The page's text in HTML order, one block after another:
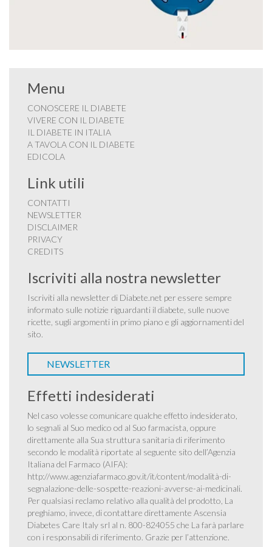
Menu
CONOSCERE IL DIABETE
VIVERE CON IL DIABETE
IL DIABETE IN ITALIA
A TAVOLA CON IL DIABETE
EDICOLA
Link utili
CONTATTI
NEWSLETTER
DISCLAIMER
PRIVACY
CREDITS
Iscriviti alla nostra newsletter
Iscriviti alla newsletter di Diabete.net per essere sempre
informato sulle notizie riguardanti il diabete, sulle nuove
ricette, sugli argomenti in primo piano e gli aggiornamenti del
sito.
NEWSLETTER
Effetti indesiderati
Nel caso volesse comunicare qualche effetto indesiderato,
lo segnali al Suo medico od al Suo farmacista, oppure
direttamente alla Sua struttura sanitaria di riferimento
secondo le modalità riportate al seguente sito dell’Agenzia
Italiana del Farmaco (AIFA):
http://www.agenziafarmaco.gov.it/it/content/modalità-di-
segnalazione-delle-sospette-reazioni-avverse-ai-medicinali.
Per qualsiasi reclamo relativo alla qualità del prodotto, La
preghiamo, invece, di contattare direttamente Ascensia
Diabetes Care Italy srl al n. 800-824055 che La farà parlare
con i responsabili di riferimento. Grazie per l’attenzione.